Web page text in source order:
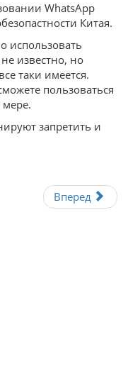
WhatsApp
Китая.
использовать
известно, но
таки имеется.
пользоваться
запретить и
Вперед